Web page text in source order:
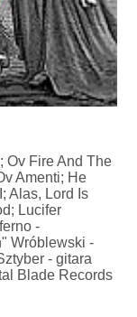
Ov Fire And The
Amenti; He
Alas, Lord Is
Lucifer
-
Wróblewski -
- gitara
Blade Records